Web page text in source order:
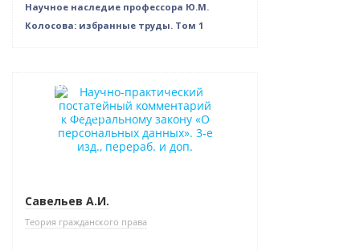
Научное наследие профессора Ю.М.
Колосова: избранные труды. Том 1
Новинка
Нет в наличии
Савельев А.И.
Теория гражданского права